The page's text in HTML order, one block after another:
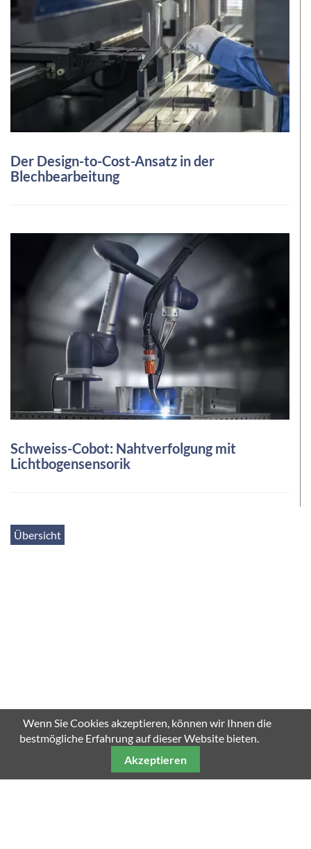
Der Design-to-Cost-Ansatz in der
Blechbearbeitung
Schweiss-Cobot: Nahtverfolgung mit
Lichtbogensensorik
Übersicht
Wenn Sie Cookies akzeptieren, können wir Ihnen die
bestmögliche Erfahrung auf dieser Website bieten.
Akzeptieren